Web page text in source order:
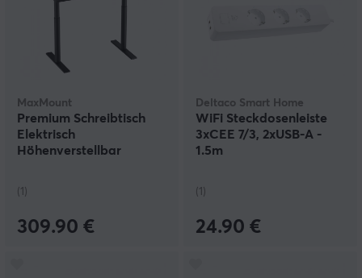
MaxMount
Premium Schreibtisch
Elektrisch
Höhenverstellbar
(1)
309.90 €
Deltaco Smart Home
WiFi Steckdosenleiste
3xCEE 7/3, 2xUSB-A -
1.5m
(1)
24.90 €